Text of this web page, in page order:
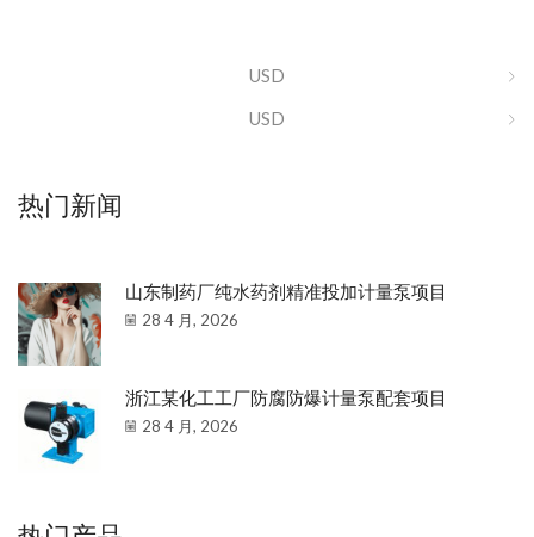
USD
USD
热门新闻
山东制药厂纯水药剂精准投加计量泵项目
28 4 月, 2026
浙江某化工工厂防腐防爆计量泵配套项目
28 4 月, 2026